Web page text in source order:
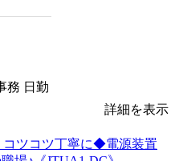
務 日勤
詳細を表示